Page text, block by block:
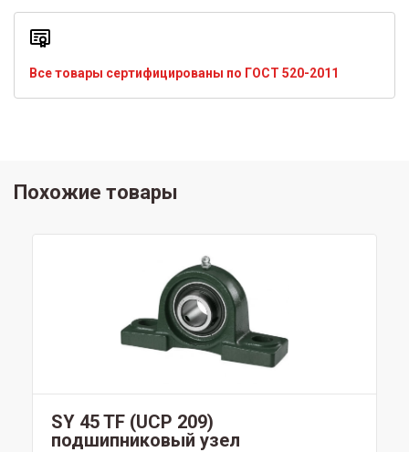
Все товары сертифицированы по ГОСТ 520-2011
Похожие товары
SY 45 TF (UCP 209)
подшипниковый узел